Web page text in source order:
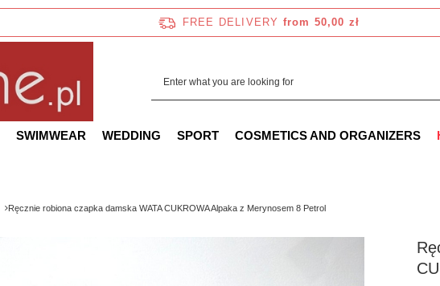
FREE DELIVERY from 50,00 zł
SWIMWEAR WEDDING SPORT COSMETICS AND ORGANIZERS
Ręcznie robiona czapka damska WATA CUKROWA Alpaka z Merynosem 8 Petrol